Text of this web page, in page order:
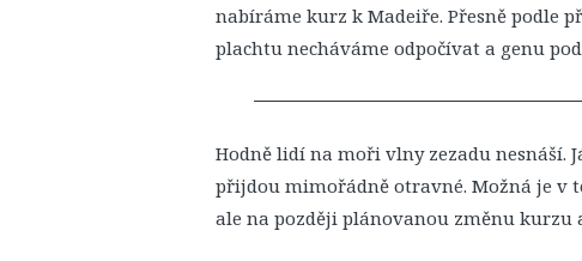
nabíráme kurz k Madeiře. Přesně podle
plachtu necháváme odpočívat a genu
Hodně lidí na moři vlny zezadu nesnáší.
přijdou mimořádně otravné. Možná je v
ale na později plánovanou změnu kurzu